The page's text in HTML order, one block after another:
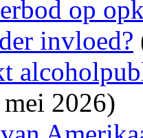
op
invloed?
2026)